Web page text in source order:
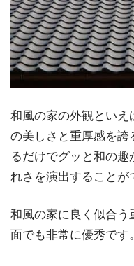
和風の家の外観とい
の美しさと重厚感を誇
るだけでグッと和の
れさを演出することが
和風の家に良く似合
面でも非常に優秀です。